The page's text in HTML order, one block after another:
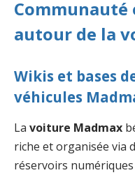
Communauté
autour de la
Wikis et bases
véhicules
La voiture Madmax
riche et organisée via
réservoirs